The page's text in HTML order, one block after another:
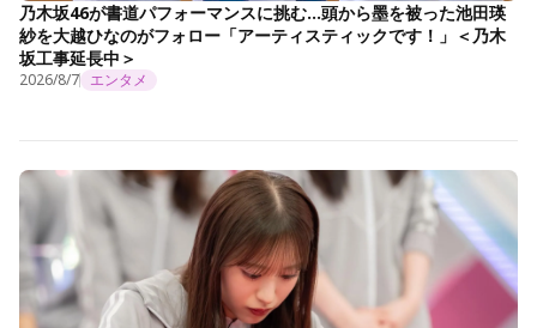
乃木坂46が書道パフォーマンスに挑む…頭から墨を被った池田瑛
紗を大越ひなのがフォロー「アーティスティックです！」＜乃木
坂工事延長中＞
2026/8/7 エンタメ